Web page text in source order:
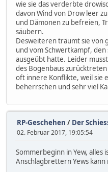
wie sie das verderbte
davon Wind von Drow leer
und Dämonen zu befreien,
säubern.
Desweiteren träumt sie von
und vom Schwertkampf,
ausgeübt hatte. Leider
des Bogenbaus
oft innere Konflikte, weil sie
beherrschen und sehr viel
RP-Geschehen / Der
02. Februar 2017, 19:05:54
Sommerbeginn in Yew, alles
Anschlagbrettern Yews